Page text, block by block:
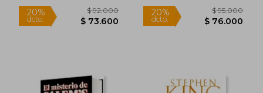
Rápido Rápido